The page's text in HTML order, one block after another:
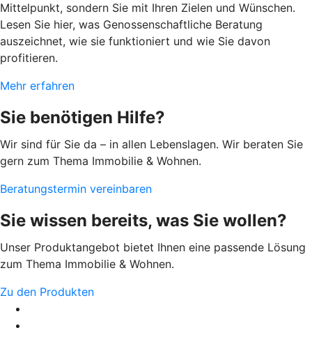
Mittelpunkt, sondern Sie mit Ihren Zielen und Wünschen.
Lesen Sie hier, was Genossenschaftliche Beratung
auszeichnet, wie sie funktioniert und wie Sie davon
profitieren.
Mehr erfahren
Sie benötigen Hilfe?
Wir sind für Sie da – in allen Lebenslagen. Wir beraten Sie
gern zum Thema Immobilie & Wohnen.
Beratungstermin vereinbaren
Sie wissen bereits, was Sie wollen?
Unser Produktangebot bietet Ihnen eine passende Lösung
zum Thema Immobilie & Wohnen.
Zu den Produkten